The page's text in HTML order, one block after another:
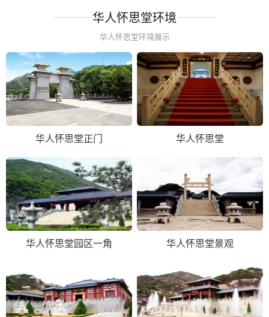
华人怀思堂环境
华人怀思堂环境展示
华人怀思堂正门 华人怀思堂
华人怀思堂园区一角 华人怀思堂景观